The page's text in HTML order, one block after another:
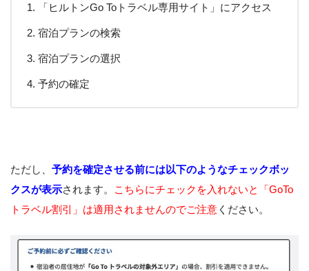
「ヒルトンGo Toトラベル専用サイト」にアクセス
宿泊プランの検索
宿泊プランの選択
予約の確定
ただし、 予約を確定させる前には以下のようなチェックボッ
クスが表示されます。
こちらにチェックを入れないと「GoTo
トラベル割引」は適用されませんのでご注意 ください。